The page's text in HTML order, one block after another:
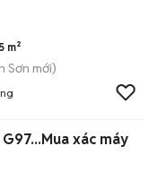
m²
Sơn mới)
xác máy